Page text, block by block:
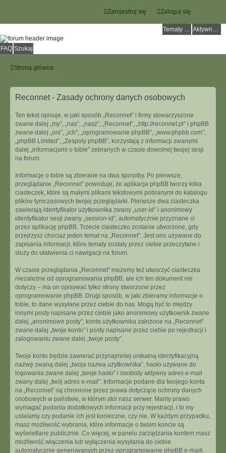
Zaloguj się
Zarejestruj się
Tematy bez odpowiedzi Aktywne tematy
FAQ Szukaj
Strona główna
Reconnet - Zasady ochrony danych osobowych
Ten tekst opisuje, w jaki sposób „Reconnet” i firmy stowarzyszone
zwane dalej „my”, „nas”, „nasz”, „Reconnet”, „http://reconnet.pl” i phpBB
zwane dalej „oni”, „ich”, „oprogramowanie phpBB”, „www.phpbb.com”,
„phpBB Limited”, „Zespoły phpBB”, korzystają z informacji zwanymi
dalej „informacjami o tobie” zebranych w czasie dowolnej twojej sesji
na forum.
Informacje o tobie są zbierane na dwa sposoby. Po pierwsze,
przeglądanie „Reconnet” powoduje, że aplikacja phpBB tworzy kilka
ciasteczek, które są małymi plikami tekstowymi pobranymi do katalogu
plików tymczasowych twojej przeglądarki. Pierwsze dwa ciasteczka
zawierają identyfikator użytkownika zwany „user-id” i anonimowy
identyfikator sesji zwany „session-id”, automatycznie przyznane ci
przez aplikację phpBB. Trzecie ciasteczko zostanie utworzone, gdy
przejrzysz chociaż jeden temat na „Reconnet”. Jest ono używane do
zapisania informacji, które tematy zostały przez ciebie przeczytane i
służy do ułatwienia ci nawigacji na forum.
W czasie przeglądania „Reconnet” możemy też utworzyć ciasteczka
niezależne od oprogramowania phpBB, ale ich ten dokument nie
dotyczy – ma on opisywać tylko strony stworzone przez
oprogramowanie phpBB. Drugi sposób, w jaki zbieramy informacje o
tobie, to dane wysyłane przez ciebie do nas. Mogą być to między
innymi posty napisane przez ciebie jako anonimowy użytkownik zwane
dalej „anonimowe posty”, konta użytkownika założone na „Reconnet”
zwane dalej „twoje konto” i posty napisane przez ciebie po rejestracji i
zalogowaniu zwane dalej „twoje posty”.
Twoje konto będzie zawierać przynajmniej unikalną identyfikacyjną
nazwę zwaną dalej „twoja nazwa użytkownika”, hasło używane do
logowania zwane dalej „twoje hasło” i osobisty aktywny adres e-mail
zwany dalej „twój adres e-mail”. Informacje podane dla twojego konta
na „Reconnet” są chronione przez prawa dotyczące ochrony danych
osobowych w państwie, w którym stoi nasz serwer. Mamy prawo
wymagać podania dodatkowych informacji przy rejestracji, i to my
ustalamy czy podanie ich jest konieczne, czy nie. W każdym przypadku,
masz możliwość wybrania, które informacje o twoim koncie są
wyświetlane publicznie. Co więcej, w panelu zarządzania kontem masz
możliwość włączenia lub wyłączenia wysyłania do ciebie
automatycznie generowanych przez oprogramowanie phpBB e-maili.